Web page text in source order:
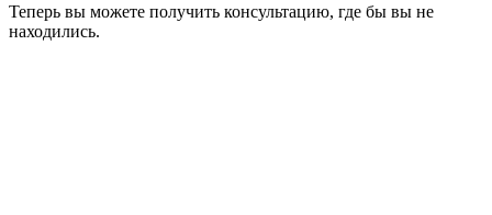
Теперь вы можете получить консультацию, где бы вы не
находились.